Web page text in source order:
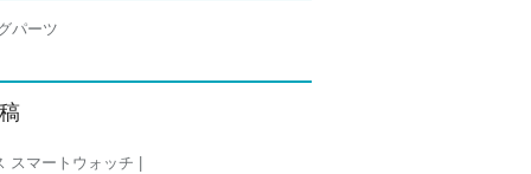
スマートウォッチ |